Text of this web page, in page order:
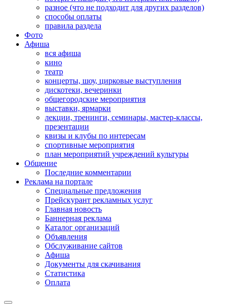
разное (что не подходит для других разделов)
способы оплаты
правила раздела
Фото
Афиша
вся афиша
кино
театр
концерты, шоу, цирковые выступления
дискотеки, вечеринки
общегородские мероприятия
выставки, ярмарки
лекции, тренинги, семинары, мастер-классы,
презентации
квизы и клубы по интересам
спортивные мероприятия
план мероприятий учреждений культуры
Общение
Последние комментарии
Реклама на портале
Специальные предложения
Прейскурант рекламных услуг
Главная новость
Баннерная реклама
Каталог организаций
Объявления
Обслуживание сайтов
Афиша
Документы для скачивания
Статистика
Оплата